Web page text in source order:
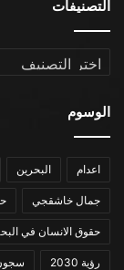
التصنيفات
التصنيفات
الوسوم
اعدام البحرين
جمال خاشقجي
حقوق الانسان في
رؤية 2030